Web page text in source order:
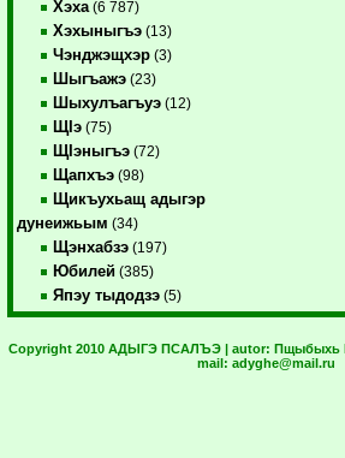
Хэха (6 787)
Хэхыныгъэ (13)
Чэнджэщхэр (3)
Шыгъажэ (23)
Шыхулъагъуэ (12)
ЩIэ (75)
ЩIэныгъэ (72)
Щапхъэ (98)
Щикъухьащ адыгэр
дунеижьым (34)
Щэнхабзэ (197)
Юбилей (385)
Япэу тыдодзэ (5)
Copyright 2010 АДЫГЭ ПСАЛЪЭ | autor: Пщыбыхь
mail: adyghe@mail.ru